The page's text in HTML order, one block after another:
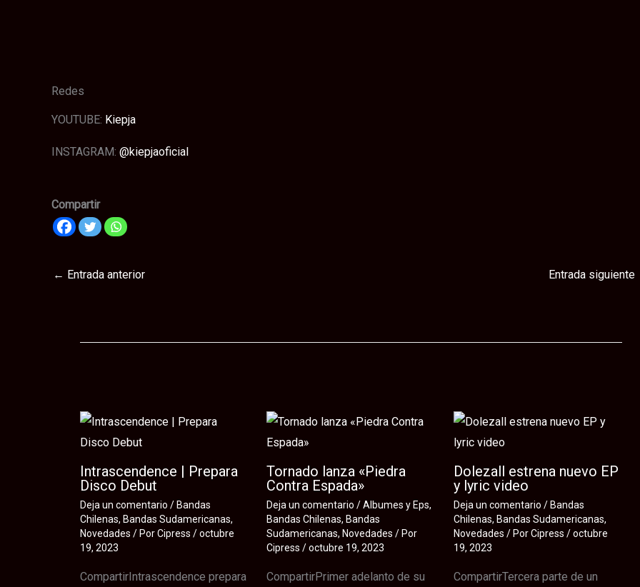
Redes
YOUTUBE: Kiepja
INSTAGRAM: @kiepjaoficial
Compartir
← Entrada anterior Entrada siguiente
Intrascendence | Prepara
Disco Debut
Deja un comentario / Bandas
Chilenas, Bandas Sudamericanas,
Novedades / PorCipress /octubre
19, 2023
CompartirIntrascendence prepara
Tornado lanza «Piedra
Contra Espada»
Deja un comentario /Albumes y Eps,
Bandas Chilenas, Bandas
Sudamericanas, Novedades / Por
Cipress/octubre 19, 2023
CompartirPrimer adelanto de su
Dolezall estrena nuevo EP
y lyric video
Deja un comentario / Bandas
Chilenas, Bandas Sudamericanas,
Novedades / PorCipress /octubre
19, 2023
CompartirTercera parte de un